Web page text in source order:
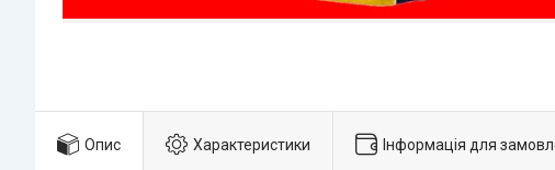
Опис Характеристики Інформація для